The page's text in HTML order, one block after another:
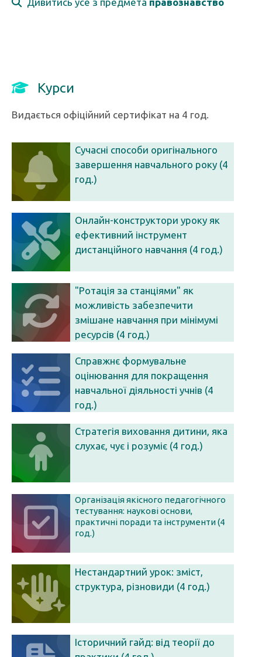
Курси
Видається офіційний сертифікат на 4 год.
Сучасні способи оригінального
завершення навчального року (4
год.)
Онлайн-конструктори уроку як
ефективний інструмент
дистанційного навчання (4 год.)
"Ротація за станціями" як
можливість забезпечити
змішане навчання при мінімумі
ресурсів (4 год.)
Справжнє формувальне
оцінювання для покращення
навчальної діяльності учнів (4
год.)
Стратегія виховання дитини, яка
слухає, чує і розуміє (4 год.)
Організація якісного педагогічного
тестування: наукові основи,
практичні поради та інструменти (4
год.)
Нестандартний урок: зміст,
структура, різновиди (4 год.)
Історичний гайд: від теорії до